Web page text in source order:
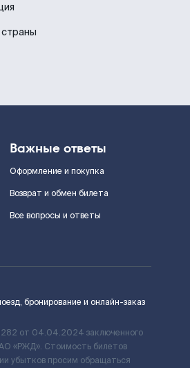
Важные ответы
Оформление и покупка
Возврат и обмен билета
Все вопросы и ответы
бронирование и онлайн-заказ
от 04.04.2024 заключенного
«РЖД». Стоимость билетов
убытков просим обращаться